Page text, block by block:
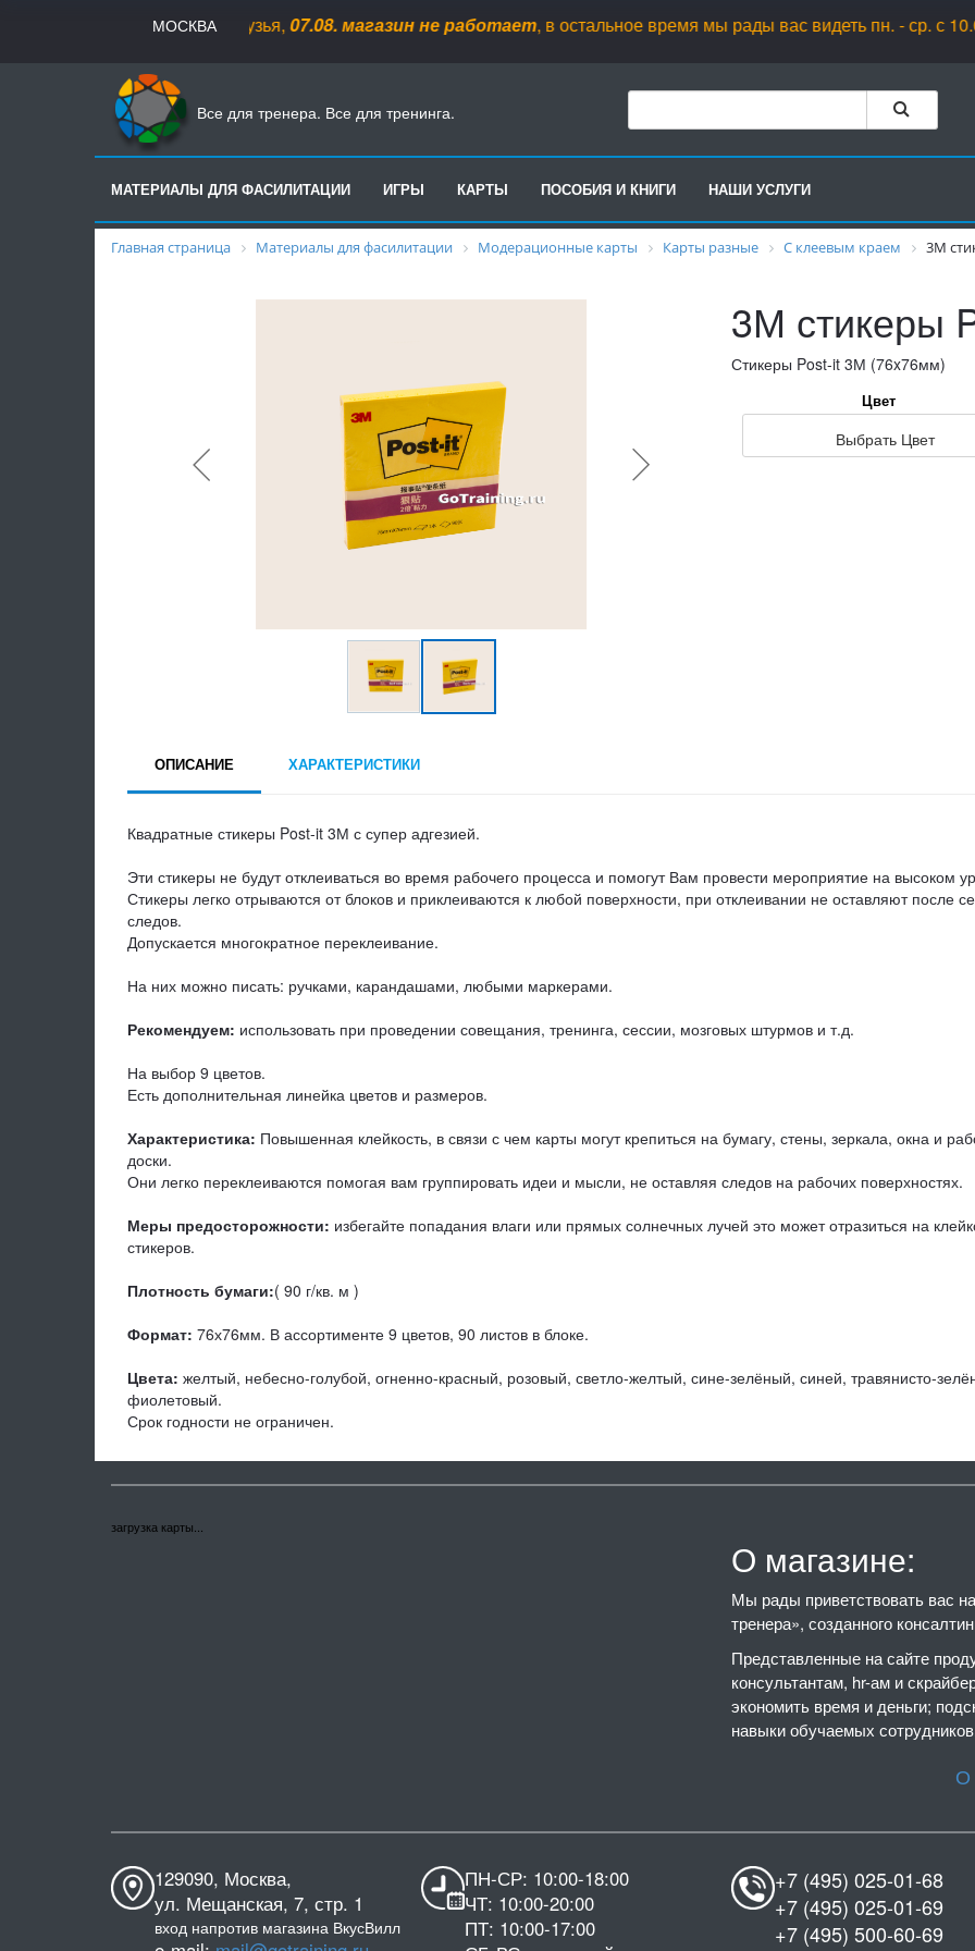
МОСКВА
Друзья, 07.08.магазин не работает, в остальное время мы рады вас видеть пн. - ср. с 10.00 до
Все для тренера. Все для тренинга.
МАТЕРИАЛЫ ДЛЯ ФАСИЛИТАЦИИ ИГРЫ КАРТЫ ПОСОБИЯ И КНИГИ НАШИ УСЛУГИ
Главная страница Материалы для фасилитации Модерационные карты Карты разные С клеевым краем 3М
3М стикеры
Стикеры Post-it 3М (76x76мм)
Цвет
Выбрать Цвет
ОПИСАНИЕ ХАРАКТЕРИСТИКИ
Квадратные стикеры Post-it 3М с супер адгезией.
Эти стикеры не будут отклеиваться во время рабочего процесса и помогут Вам провести мероприятие на высоком
Стикеры легко отрываются от блоков и приклеиваются к любой поверхности, при отклеивании не оставляют после
следов.
Допускается многократное переклеивание.
На них можно писать: ручками, карандашами, любыми маркерами.
Рекомендуем: использовать при проведении совещания, тренинга, сессии, мозговых штурмов и т.д.
На выбор 9 цветов.
Есть дополнительная линейка цветов и размеров.
Характеристика: Повышенная клейкость, в связи с чем карты могут крепиться на бумагу, стены, зеркала, окна и
доски.
Они легко переклеиваются помогая вам группировать идеи и мысли, не оставляя следов на рабочих поверхностях.
Меры предосторожности: избегайте попадания влаги или прямых солнечных лучей это может отразиться на
стикеров.
Плотность бумаги:( 90 г/кв. м )
Формат: 76х76мм. В ассортименте 9 цветов, 90 листов в блоке.
Цвета: желтый, небесно-голубой, огненно-красный, розовый, светло-желтый, сине-зелёный, синей, травянисто-
фиолетовый.
Срок годности не ограничен.
загрузка карты...
О магазине:
Мы рады приветствовать вас
тренера», созданного
Представленные на сайте
консультантам, hr-ам и
экономить время и деньги;
навыки обучаемых
О
129090, Москва,
ул. Мещанская, 7, стр. 1
вход напротив магазина ВкусВилл
ПН-СР: 10:00-18:00
ЧТ: 10:00-20:00
ПТ: 10:00-17:00
+7 (495) 025-01-68
+7 (495) 025-01-69
+7 (495) 500-60-69